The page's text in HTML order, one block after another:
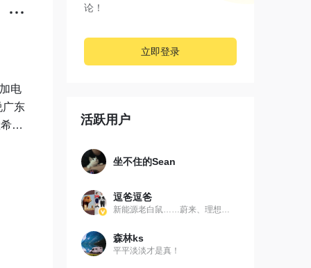
电
广东
望
论！
立即登录
活跃用户
坐不住的Sean
逗爸逗爸
新能源老白鼠……蔚来、理想、岚图
森林ks
平平淡淡才是真！